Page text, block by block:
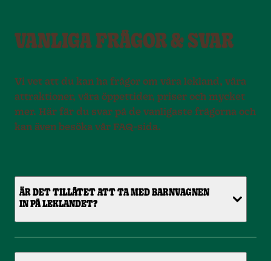
VANLIGA FRÅGOR & SVAR
Vi vet att du kan ha frågor om våra lekland, våra
attraktioner, våra öppettider, priser och mycket
mer. Här får du svar på de vanligaste frågorna och
kan även besöka vår FAQ-sida.
ÄR DET TILLÅTET ATT TA MED BARNVAGNEN
IN PÅ LEKLANDET?